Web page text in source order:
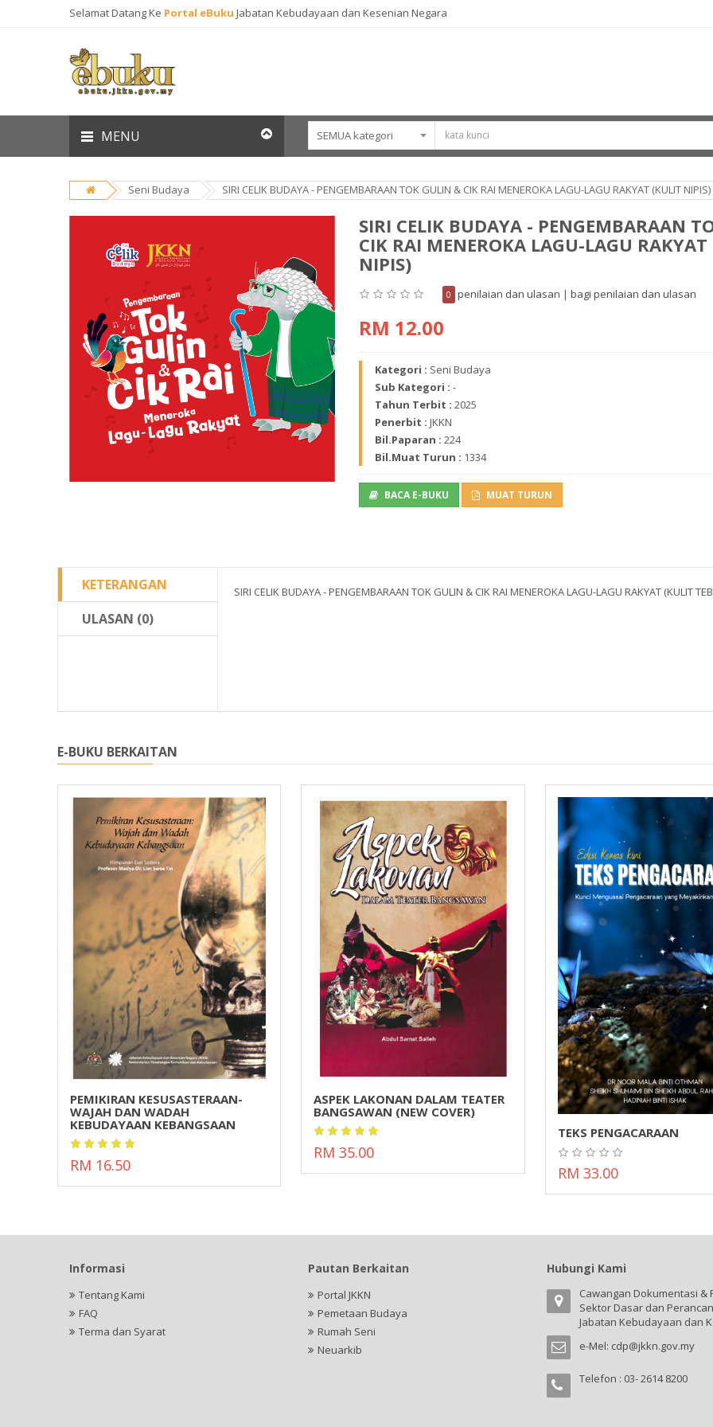
Selamat Datang Ke Portal eBuku Jabatan Kebudayaan dan Kesenian Negara
MENU
Seni Budaya SIRI CELIK BUDAYA - PENGEMBARAAN TOK GULIN & CIK RAI MENEROKA LAGU-LAGU RAKYAT (KULIT NIPIS)
SIRI CELIK BUDAYA - PENGEMBARAAN
CIK RAI MENEROKA LAGU-LAGU
NIPIS)
0 penilaian dan ulasan | bagi penilaian dan ulasan
RM 12.00
Kategori : Seni Budaya
Sub Kategori : -
Tahun Terbit : 2025
Penerbit : JKKN
Bil.Paparan : 224
Bil.Muat Turun : 1334
BACA E-BUKU MUAT TURUN
KETERANGAN
ULASAN (0)
SIRI CELIK BUDAYA - PENGEMBARAAN TOK GULIN & CIK RAI MENEROKA LAGU-LAGU RAKYAT (KULIT
E-BUKU BERKAITAN
PEMIKIRAN KESUSASTERAAN-
WAJAH DAN WADAH
KEBUDAYAAN KEBANGSAAN
RM 16.50
ASPEK LAKONAN DALAM TEATER
BANGSAWAN (NEW COVER)
RM 35.00
TEKS PENGACARAAN
RM 33.00
Informasi
Tentang Kami
FAQ
Terma dan Syarat
Pautan Berkaitan
Portal JKKN
Pemetaan Budaya
Rumah Seni
Neuarkib
Hubungi Kami
Cawangan Dokumentasi &
Sektor Dasar dan
Jabatan Kebudayaan dan
e-Mel: cdp@jkkn.gov.my
Telefon : 03- 2614 8200